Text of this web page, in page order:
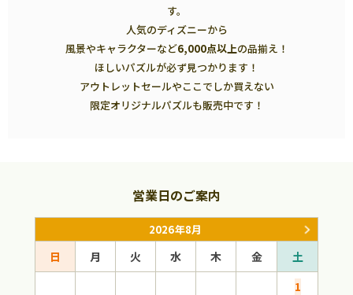
す。
人気のディズニーから
風景やキャラクターなど6,000点以上の品揃え！
ほしいパズルが必ず見つかります！
アウトレットセールやここでしか買えない
限定オリジナルパズルも販売中です！
営業日のご案内
2026年8月
日 月 火 水 木 金
土
1